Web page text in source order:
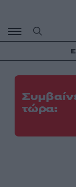
περιεχόμενο
τώρα: